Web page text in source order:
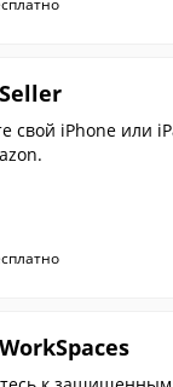
свой iPhone или